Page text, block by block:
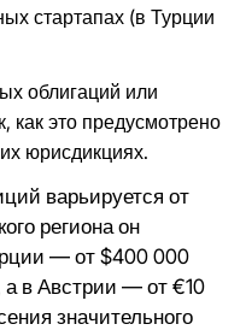
стартапах (в Турции
облигаций или
как это предусмотрено
юрисдикциях.
варьируется от
региона он
— от $400 000
а в Австрии — от €10
значительного